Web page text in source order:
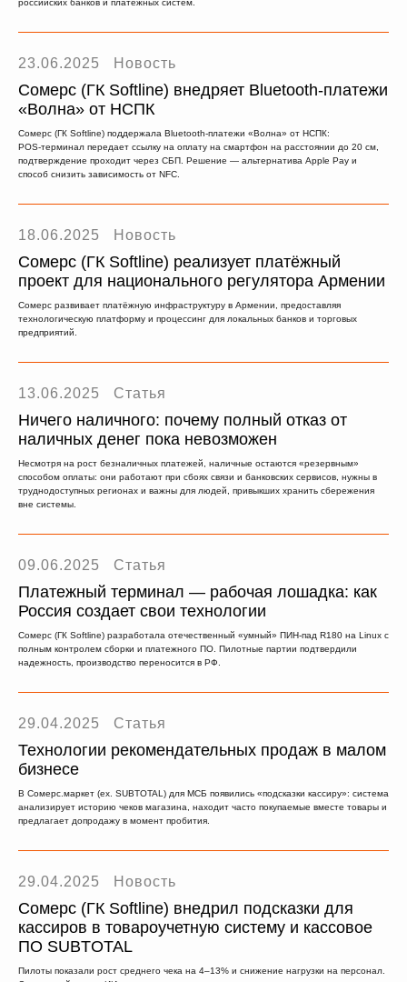
российских банков и платёжных систем.
23.06.2025 Новость
Сомерс (ГК Softline) внедряет Bluetooth-платежи
«Волна» от НСПК
Сомерс (ГК Softline) поддержала Bluetooth‑платежи «Волна» от НСПК:
POS‑терминал передает ссылку на оплату на смартфон на расстоянии до 20 см,
подтверждение проходит через СБП. Решение — альтернатива Apple Pay и
способ снизить зависимость от NFC.
18.06.2025 Новость
Сомерс (ГК Softline) реализует платёжный
проект для национального регулятора Армении
Сомерс развивает платёжную инфраструктуру в Армении, предоставляя
технологическую платформу и процессинг для локальных банков и торговых
предприятий.
13.06.2025 Статья
Ничего наличного: почему полный отказ от
наличных денег пока невозможен
Несмотря на рост безналичных платежей, наличные остаются «резервным»
способом оплаты: они работают при сбоях связи и банковских сервисов, нужны в
труднодоступных регионах и важны для людей, привыкших хранить сбережения
вне системы.
09.06.2025 Статья
Платежный терминал — рабочая лошадка: как
Россия создает свои технологии
Сомерс (ГК Softline) разработала отечественный «умный» ПИН‑пад R180 на Linux с
полным контролем сборки и платежного ПО. Пилотные партии подтвердили
надежность, производство переносится в РФ.
29.04.2025 Статья
Технологии рекомендательных продаж в малом
бизнесе
В Сомерс.маркет (ex. SUBTOTAL) для МСБ появились «подсказки кассиру»: система
анализирует историю чеков магазина, находит часто покупаемые вместе товары и
предлагает допродажу в момент пробития.
29.04.2025 Новость
Сомерс (ГК Softline) внедрил подсказки для
кассиров в товароучетную систему и кассовое
ПО SUBTOTAL
Пилоты показали рост среднего чека на 4–13% и снижение нагрузки на персонал.